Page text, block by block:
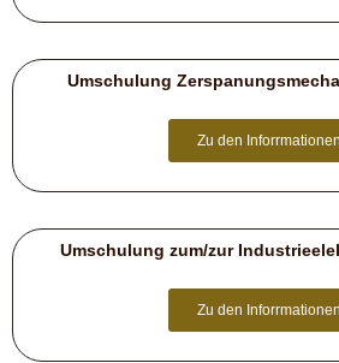
Umschulung
Zu den Inforrmationen
Umschulung zum/zur
Zu den Inforrmationen